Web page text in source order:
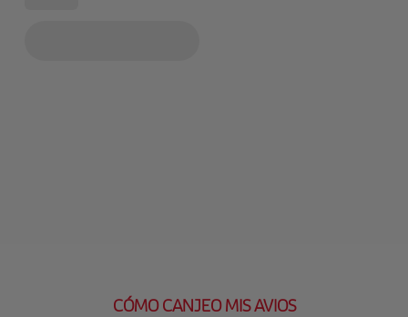
CÓMO CANJEO MIS AVIOS